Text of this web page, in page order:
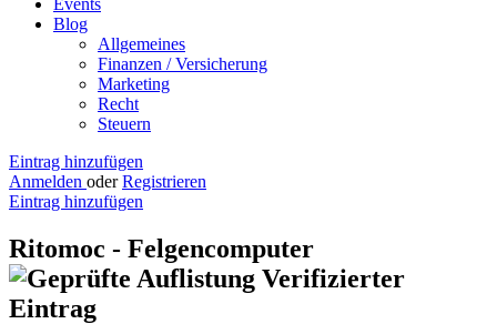
Events
Blog
Allgemeines
Finanzen / Versicherung
Marketing
Recht
Steuern
Eintrag hinzufügen
Anmelden oder Registrieren
Eintrag hinzufügen
Ritomoc - Felgencomputer
Verifizierter
Eintrag